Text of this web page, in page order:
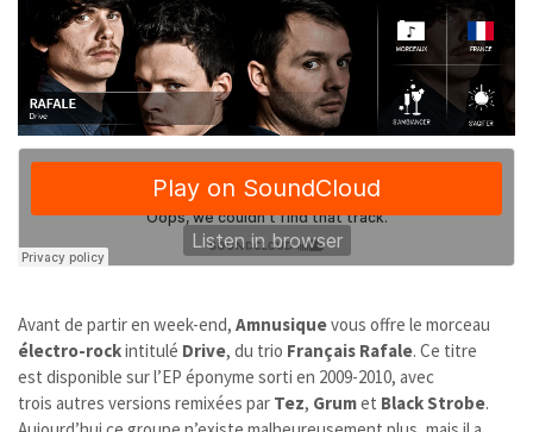
Avant de partir en week-end, Amnusiquevous offre le morceau
électro-rockintitulé Drive, du trio Français Rafale. Ce titre
est disponible sur l’EP éponyme sorti en 2009-2010, avec
trois autres versions remixées par Tez, Grumet Black Strobe.